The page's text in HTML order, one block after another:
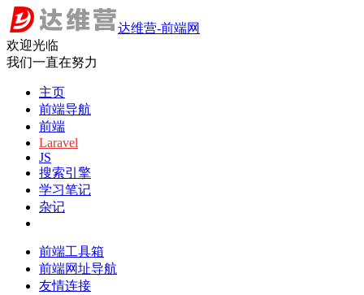
达维营-前端网
欢迎光临
我们一直在努力
主页
前端导航
前端
Laravel
JS
搜索引擎
学习笔记
杂记
前端工具箱
前端网址导航
友情连接